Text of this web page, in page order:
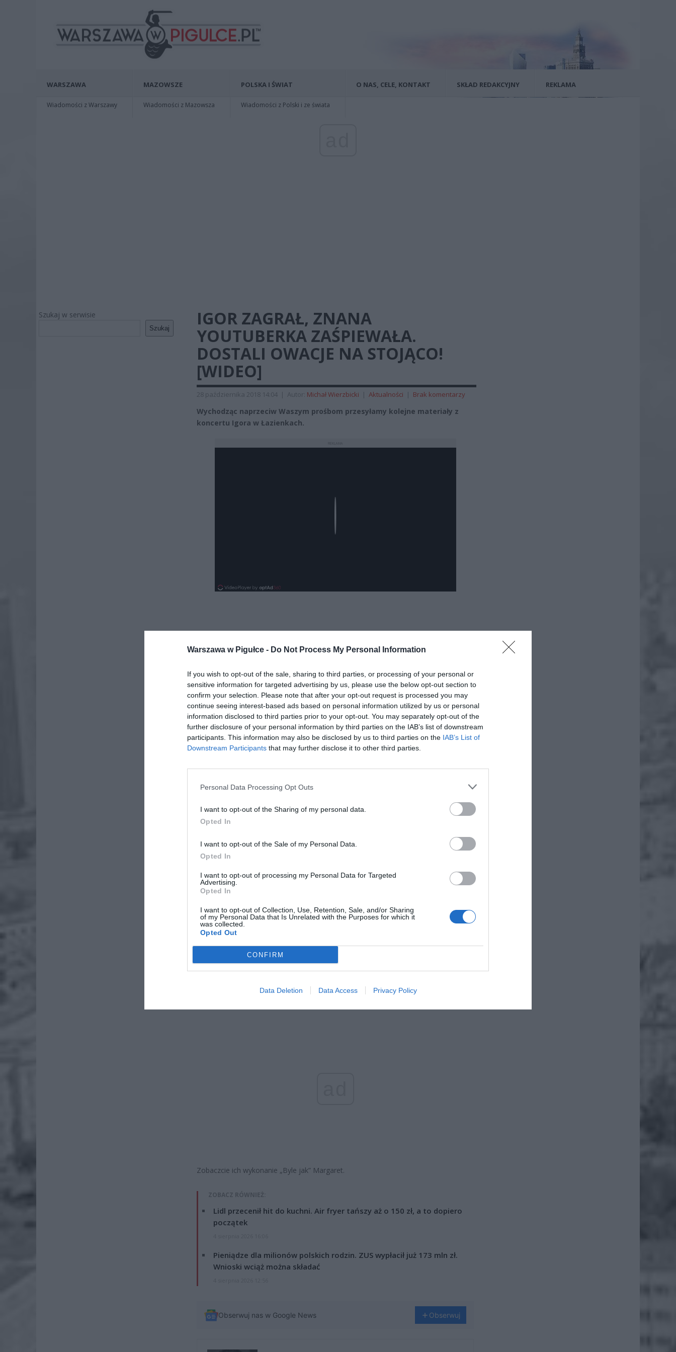
Warszawa w Pigułce - Do Not Process My Personal Information
If you wish to opt-out of the sale, sharing to third parties, or processing of your personal or
sensitive information for targeted advertising by us, please use the below opt-out section to
confirm your selection. Please note that after your opt-out request is processed you may
continue seeing interest-based ads based on personal information utilized by us or personal
information disclosed to third parties prior to your opt-out. You may separately opt-out of the
further disclosure of your personal information by third parties on the IAB’s list of downstream
participants. This information may also be disclosed by us to third parties on the IAB’s List of
Downstream Participants that may further disclose it to other third parties.
Personal Data Processing Opt Outs
I want to opt-out of the Sharing of my personal data.
Opted In
I want to opt-out of the Sale of my Personal Data.
Opted In
I want to opt-out of processing my Personal Data for Targeted
Advertising.
Opted In
I want to opt-out of Collection, Use, Retention, Sale, and/or Sharing
of my Personal Data that Is Unrelated with the Purposes for which it
was collected.
Opted Out
CONFIRM
Data Deletion Data Access Privacy Policy
WARSZAWA
Wiadomości z Warszawy
MAZOWSZE
Wiadomości z Mazowsza
POLSKA I ŚWIAT
Wiadomości z Polski i ze świata
O NAS, CELE, KONTAKT SKŁAD REDAKCYJNY REKLAMA
Szukaj w serwisie
Szukaj
IGOR ZAGRAŁ, ZNANA
YOUTUBERKA ZAŚPIEWAŁA.
DOSTALI OWACJE NA STOJĄCO!
[WIDEO]
28 października 2018 14:04 | Autor: Michał Wierzbicki | Aktualności | Brak komentarzy
Wychodząc naprzeciw Waszym prośbom przesyłamy kolejne materiały z
koncertu Igora w Łazienkach.
ad
Dodaj nas do preferowanych źródeł w Google
Przy akompaniamencie chłopca zaśpiewała Magda Bereda, znana youtuberka, która
często wykonuje covery znanych utworów.
Zobaczcie ich wykonanie „Byle jak” Margaret.
ZOBACZ RÓWNIEŻ:
Lidl przecenił hit do kuchni. Air fryer tańszy aż o 150 zł, a to dopiero
początek
Pieniądze dla milionów polskich rodzin. ZUS wypłacił już 173 mln zł.
Wnioski wciąż można składać
Obserwuj nas w Google News Obserwuj